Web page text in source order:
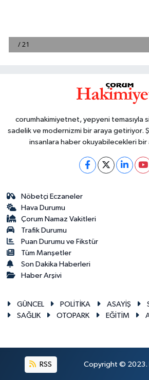
corumhakimiyetnet, yepyeni temasıyla
sadelik ve modernizmi bir araya getiriyor.
insanlara haber okuyabilecekleri bir
Nöbetçi Eczaneler
Hava Durumu
Çorum Namaz Vakitleri
Trafik Durumu
Puan Durumu ve Fikstür
Tüm Manşetler
Son Dakika Haberleri
Haber Arşivi
GÜNCEL POLİTİKA ASAYİŞ
SAĞLIK
OTOPARK EĞİTİM
RSS Copyright © 2023.